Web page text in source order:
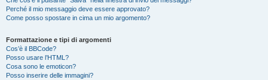
Perché il mio messaggio deve essere approvato?
Come posso spostare in cima un mio argomento?
Formattazione e tipi di argomenti
Cos’è il BBCode?
Posso usare l’HTML?
Cosa sono le emoticon?
Posso inserire delle immagini?